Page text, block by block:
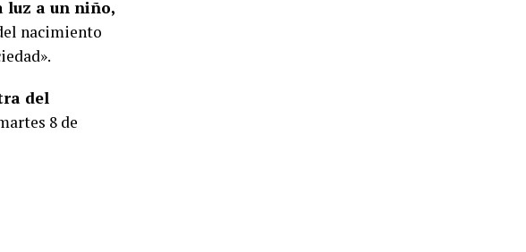
luz a un niño,
nacimiento
del
8 de